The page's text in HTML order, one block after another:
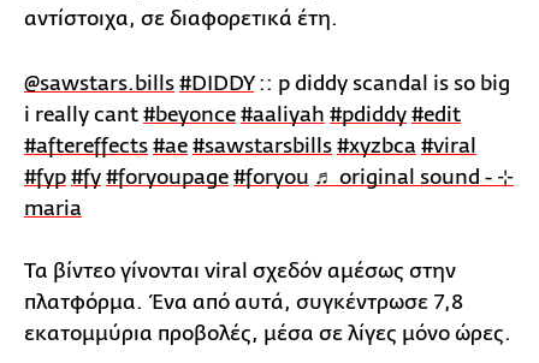
αντίστοιχα, σε διαφορετικά έτη.
@sawstars.bills #DIDDY:: p diddy scandal is so big
i really cant #beyonce #aaliyah #pdiddy #edit
#aftereffects #ae #sawstarsbills #xyzbca #viral
#fyp #fy #foryoupage #foryou ♬ original sound - ⊹
maria
Τα βίντεο γίνονται viral σχεδόν αμέσως στην
πλατφόρμα. Ένα από αυτά, συγκέντρωσε 7,8
εκατομμύρια προβολές, μέσα σε λίγες μόνο ώρες.